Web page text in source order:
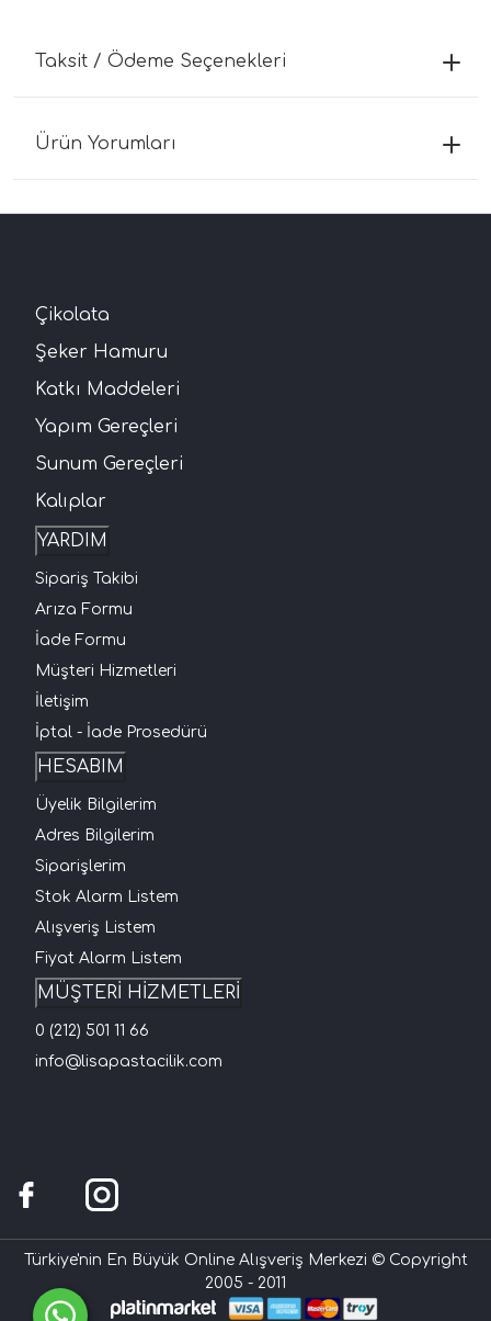
Taksit / Ödeme Seçenekleri
Ürün Yorumları
Çikolata
Şeker Hamuru
Katkı Maddeleri
Yapım Gereçleri
Sunum Gereçleri
Kalıplar
YARDIM
Sipariş Takibi
Arıza Formu
İade Formu
Müşteri Hizmetleri
İletişim
İptal - İade Prosedürü
HESABIM
Üyelik Bilgilerim
Adres Bilgilerim
Siparişlerim
Stok Alarm Listem
Alışveriş Listem
Fiyat Alarm Listem
MÜŞTERİ HİZMETLERİ
0 (212) 501 11 66
info@lisapastacilik.com
Türkiye'nin En Büyük Online Alışveriş Merkezi © Copyright
2005 - 2011